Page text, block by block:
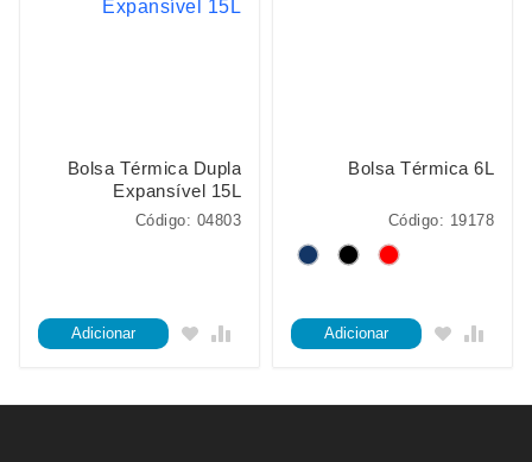
Bolsa Térmica Dupla
Expansível 15L
Código: 04803
Adicionar
Bolsa Térmica 6L
Código: 19178
Adicionar